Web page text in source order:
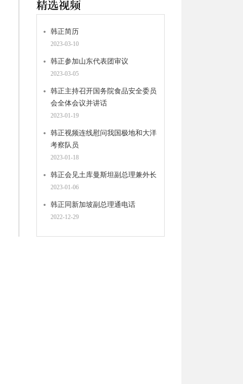
韩正简历
2023-03-10
韩正参加山东代表团审议
2023-03-05
韩正主持召开国务院食品安全委员
会全体会议并讲话
2023-01-19
韩正视频连线慰问我国极地和大洋
考察队员
2023-01-18
韩正会见土库曼斯坦副总理兼外长
2023-01-06
韩正同新加坡副总理通电话
2022-12-29